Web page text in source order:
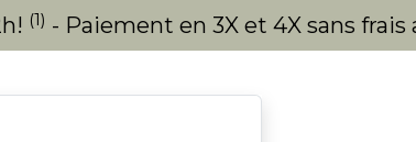
(1) - Paiement en 3X et 4X sans frais